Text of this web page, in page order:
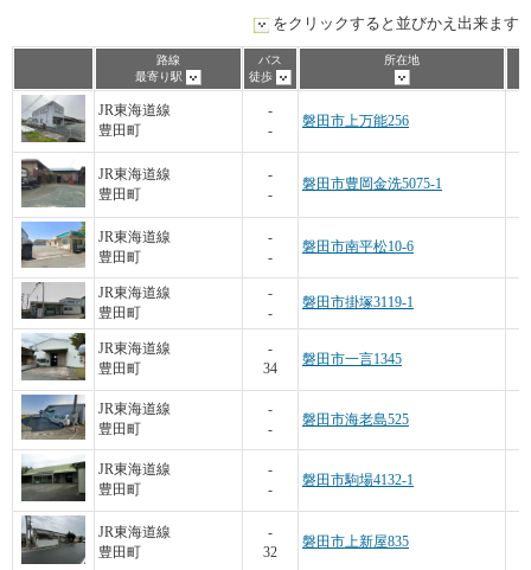
をクリックすると並びかえ出来ます
路線
最寄り駅
バス
徒歩
所在地
JR東海道線
豊田町
-
-
磐田市上万能256
JR東海道線
豊田町
-
-
磐田市豊岡金洗5075-1
JR東海道線
豊田町
-
-
磐田市南平松10-6
JR東海道線
豊田町
-
-
磐田市掛塚3119-1
JR東海道線
豊田町
-
34
磐田市一言1345
JR東海道線
豊田町
-
-
磐田市海老島525
JR東海道線
豊田町
-
-
磐田市駒場4132-1
JR東海道線
豊田町
-
32
磐田市上新屋835